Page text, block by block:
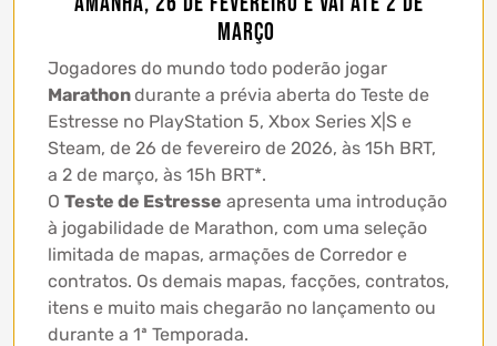
março
Jogadores do mundo todo poderão jogar
Marathondurante a prévia aberta do Teste de
Estresse no PlayStation 5, Xbox Series X|S e
Steam, de 26 de fevereiro de 2026, às 15h BRT,
a 2 de março, às 15h BRT*.
O Teste de Estresse apresenta uma introdução
à jogabilidade de Marathon, com uma seleção
limitada de mapas, armações de Corredor e
contratos. Os demais mapas, facções, contratos,
itens e muito mais chegarão no lançamento ou
durante a 1ª Temporada.